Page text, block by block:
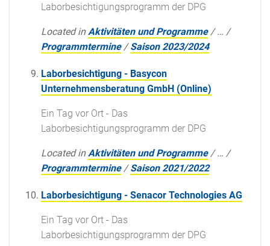
Laborbesichtigungsprogramm der DPG
Located in Aktivitäten und Programme /… /
Programmtermine /Saison 2023/2024
Laborbesichtigung - Basycon
Unternehmensberatung GmbH (Online)
Ein Tag vor Ort - Das
Laborbesichtigungsprogramm der DPG
Located in Aktivitäten und Programme /… /
Programmtermine /Saison 2021/2022
Laborbesichtigung - Senacor Technologies AG
Ein Tag vor Ort - Das
Laborbesichtigungsprogramm der DPG